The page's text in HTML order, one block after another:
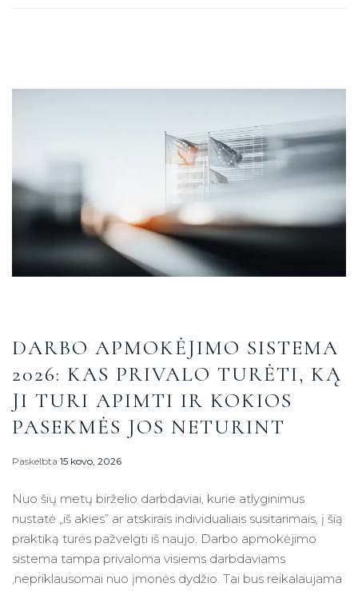
DARBO APMOKĖJIMO SISTEMA
2026: KAS PRIVALO TURĖTI, KĄ
JI TURI APIMTI IR KOKIOS
PASEKMĖS JOS NETURINT
Paskelbta 15 kovo, 2026
Nuo šių metų birželio darbdaviai, kurie atlyginimus
nustatė „iš akies” ar atskirais individualiais susitarimais, į šią
praktiką turės pažvelgti iš naujo. Darbo apmokėjimo
sistema tampa privaloma visiems darbdaviams
,nepriklausomai nuo įmonės dydžio. Tai bus reikalaujama